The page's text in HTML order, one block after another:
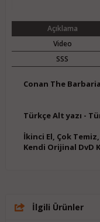
Açıklama
Video
SSS
Conan The
Türkçe Alt yazı -
İkinci El, Çok
Kendi Orijinal DvD
İlgili Ürünler